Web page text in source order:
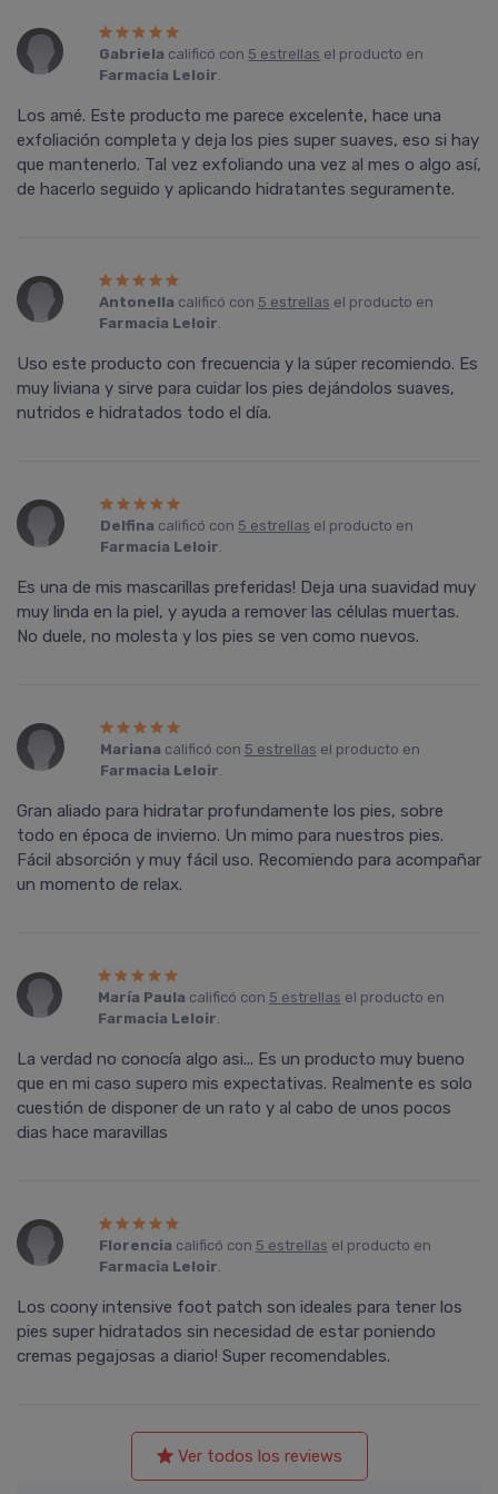
Gabriela calificó con 5 estrellas el producto en
Farmacia Leloir.
Los amé. Este producto me parece excelente, hace una
exfoliación completa y deja los pies super suaves, eso si hay
que mantenerlo. Tal vez exfoliando una vez al mes o algo así,
de hacerlo seguido y aplicando hidratantes seguramente.
Antonella calificó con 5 estrellas el producto en
Farmacia Leloir.
Uso este producto con frecuencia y la súper recomiendo. Es
muy liviana y sirve para cuidar los pies dejándolos suaves,
nutridos e hidratados todo el dí­a.
Delfina calificó con 5 estrellas el producto en
Farmacia Leloir.
Es una de mis mascarillas preferidas! Deja una suavidad muy
muy linda en la piel, y ayuda a remover las células muertas.
No duele, no molesta y los pies se ven como nuevos.
Mariana calificó con 5 estrellas el producto en
Farmacia Leloir.
Gran aliado para hidratar profundamente los pies, sobre
todo en época de invierno. Un mimo para nuestros pies.
Fácil absorción y muy fácil uso. Recomiendo para acompañar
un momento de relax.
María Paula calificó con 5 estrellas el producto en
Farmacia Leloir.
La verdad no conocía algo asi... Es un producto muy bueno
que en mi caso supero mis expectativas. Realmente es solo
cuestión de disponer de un rato y al cabo de unos pocos
dias hace maravillas
Florencia calificó con 5 estrellas el producto en
Farmacia Leloir.
Los coony intensive foot patch son ideales para tener los
pies super hidratados sin necesidad de estar poniendo
cremas pegajosas a diario! Super recomendables.
Ver todos los reviews